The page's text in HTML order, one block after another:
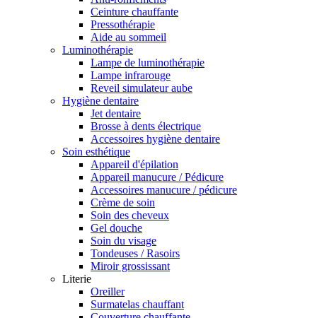
Ceinture chauffante
Pressothérapie
Aide au sommeil
Luminothérapie
Lampe de luminothérapie
Lampe infrarouge
Reveil simulateur aube
Hygiène dentaire
Jet dentaire
Brosse à dents électrique
Accessoires hygiène dentaire
Soin esthétique
Appareil d'épilation
Appareil manucure / Pédicure
Accessoires manucure / pédicure
Crème de soin
Soin des cheveux
Gel douche
Soin du visage
Tondeuses / Rasoirs
Miroir grossissant
Literie
Oreiller
Surmatelas chauffant